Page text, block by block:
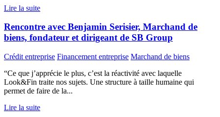
Lire la suite
Rencontre avec Benjamin Serisier, Marchand de
biens, fondateur et dirigeant de SB Group
Crédit entreprise Financement entreprise Marchand de biens
“Ce que j’apprécie le plus, c’est la réactivité avec laquelle
Look&Fin traite nos sujets. Une structure à taille humaine qui
permet de faire de la...
Lire la suite